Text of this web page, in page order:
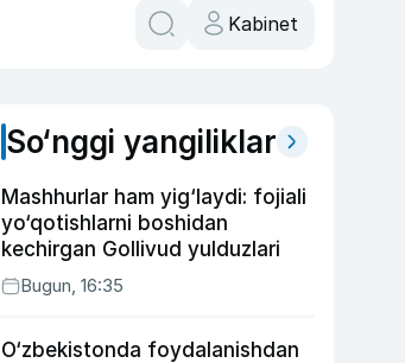
Kabinet
So‘nggi yangiliklar
Mashhurlar ham yig‘laydi: fojiali
yo‘qotishlarni boshidan
kechirgan Gollivud yulduzlari
Bugun, 16:35
O‘zbekistonda foydalanishdan